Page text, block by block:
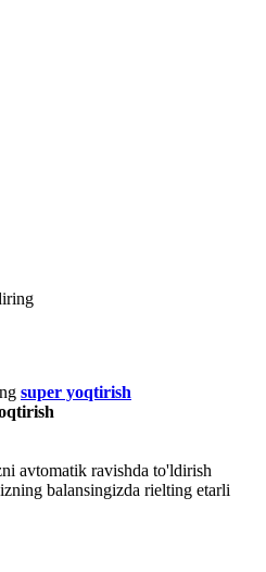
super yoqtirish
avtomatik ravishda to'ldirish
balansingizda rielting etarli